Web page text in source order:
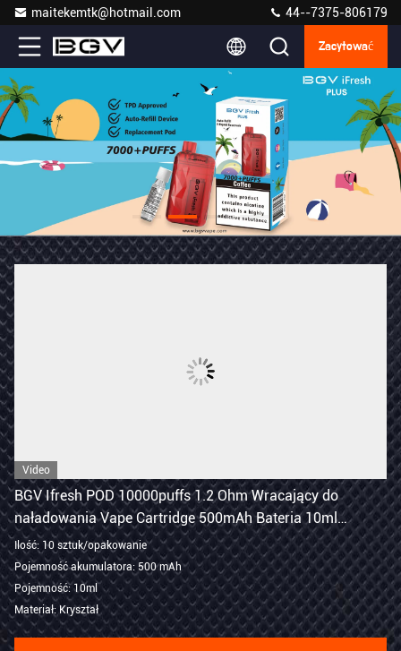
maitekemtk@hotmail.com 44--7375-806179
Zacytować
Video
BGV Ifresh POD 10000puffs 1.2 Ohm Wracający do
naładowania Vape Cartridge 500mAh Bateria 10ml
Wymienne urządzenie
Ilość: 10 sztuk/opakowanie
Pojemność akumulatora: 500 mAh
Pojemność: 10ml
Materiał: Kryształ